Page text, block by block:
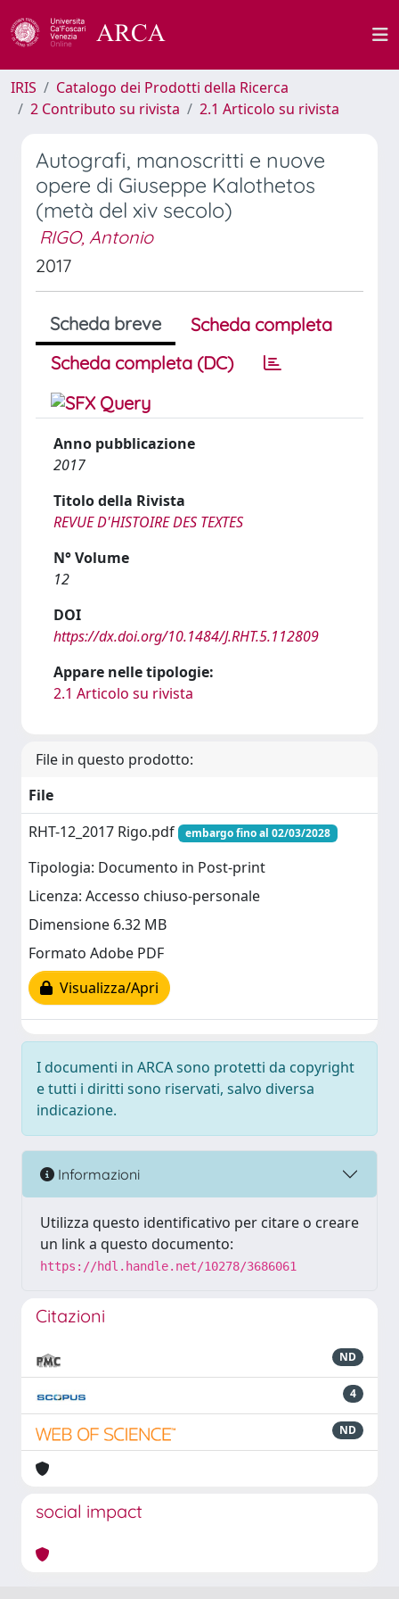
IRIS
Catalogo dei Prodotti della Ricerca
2 Contributo su rivista
2.1 Articolo su rivista
Autografi, manoscritti e nuove
opere di Giuseppe Kalothetos
(metà del xiv secolo)
RIGO, Antonio
2017
Scheda breve
Scheda completa
Scheda completa (DC)
Anno pubblicazione
2017
Titolo della Rivista
REVUE D'HISTOIRE DES TEXTES
N° Volume
12
DOI
https://dx.doi.org/10.1484/J.RHT.5.112809
Appare nelle tipologie:
2.1 Articolo su rivista
File in questo prodotto:
File
RHT-12_2017 Rigo.pdf
embargo fino al 02/03/2028
Tipologia: Documento in Post-print
Licenza: Accesso chiuso-personale
Dimensione 6.32 MB
Formato Adobe PDF
Visualizza/Apri
I documenti in ARCA sono protetti da copyright
e tutti i diritti sono riservati, salvo diversa
indicazione.
Informazioni
Utilizza questo identificativo per citare o creare
un link a questo documento:
https://hdl.handle.net/10278/3686061
Citazioni
ND
4
ND
social impact